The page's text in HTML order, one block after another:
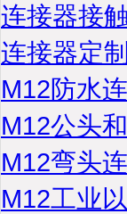
连接器接
连接器定
M12防水
M12公头
M12弯头
M12工业